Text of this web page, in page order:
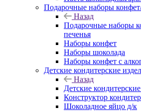
Подарочные наборы
Назад
Подарочные наборы
печенья
Наборы конфет
Наборы шоколада
Наборы конфет с
Детские кондитерские
Назад
Детские
Конструктор
Шоколадное яйцо д/к